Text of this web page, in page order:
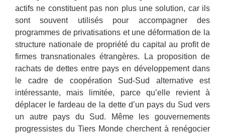
actifs ne constituent pas non plus une solution, car ils
sont souvent utilisés pour accompagner des
programmes de privatisations et une déformation de la
structure nationale de propriété du capital au profit de
firmes transnationales étrangères. La proposition de
rachats de dettes entre pays en développement dans
le cadre de coopération Sud-Sud alternative est
intéressante, mais limitée, parce qu’elle revient à
déplacer le fardeau de la dette d’un pays du Sud vers
un autre pays du Sud. Même les gouvernements
progressistes du Tiers Monde cherchent à renégocier